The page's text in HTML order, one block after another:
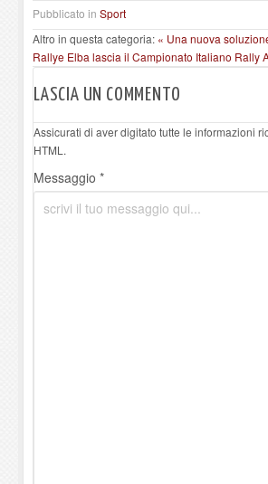
Pubblicato in Sport
Altro in questa categoria: « Una nuova
Rallye Elba lascia il Campionato Italiano Rally
LASCIA UN COMMENTO
Assicurati di aver digitato tutte le informazioni
HTML.
Messaggio *